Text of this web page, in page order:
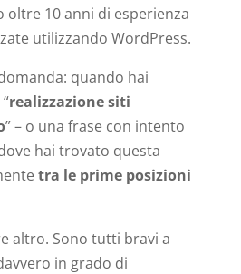
oltre 10 anni di esperienza
utilizzando WordPress.
quando hai
realizzazione siti
” – o una frase con intento
hai trovato questa
tra le prime posizioni
altro. Sono tutti bravi a
in grado di